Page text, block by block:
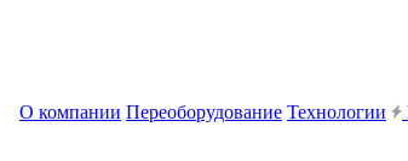
О компании Переоборудование Технологии